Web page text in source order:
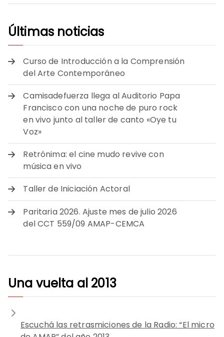
Últimas noticias
Curso de Introducción a la Comprensión
del Arte Contemporáneo
Camisadefuerza llega al Auditorio Papa
Francisco con una noche de puro rock
en vivo junto al taller de canto «Oye tu
Voz»
Retrónima: el cine mudo revive con
música en vivo
Taller de Iniciación Actoral
Paritaria 2026. Ajuste mes de julio 2026
del CCT 559/09 AMAP-CEMCA
Una vuelta al 2013
Escuchá las retrasmiciones de la Radio: “El micro